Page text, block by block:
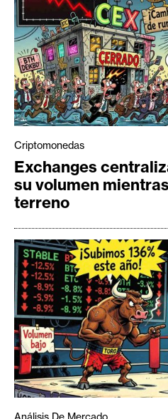
Criptomonedas
Exchanges
su volumen
terreno